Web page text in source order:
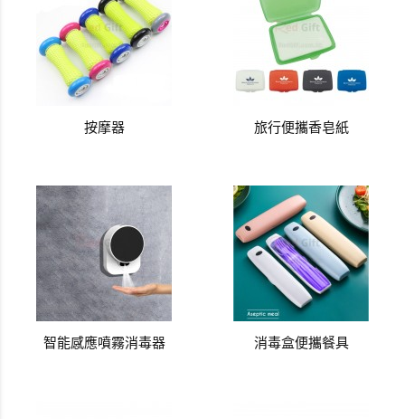
按摩器 旅行便攜香皂紙
智能感應噴霧消毒器 消毒盒便攜餐具